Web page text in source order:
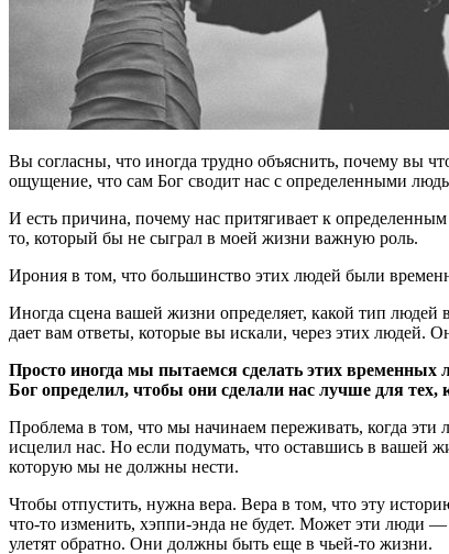
Вы согласны, что иногда трудно объяснить, почему вы
ощущение, что сам Бог сводит нас с определенными
И есть причина, почему нас притягивает к
то, который бы не сыграл в моей жизни важную роль.
Ирония в том, что большинство этих людей были
Иногда сцена вашей жизни определяет, какой тип людей
дает вам ответы, которые вы искали, через этих людей.
Просто иногда мы пытаемся сделать этих временных
Бог определил, чтобы они сделали нас лучше для тех,
Проблема в том, что мы начинаем переживать, когда эти
исцелил нас. Но если подумать, что оставшись в вашей
которую мы не должны нести.
Чтобы отпустить, нужна вера. Вера в том, что эту
что-то изменить, хэппи-энда не будет. Может эти люди
улетят обратно. Они должны быть еще в чьей-то жизни.